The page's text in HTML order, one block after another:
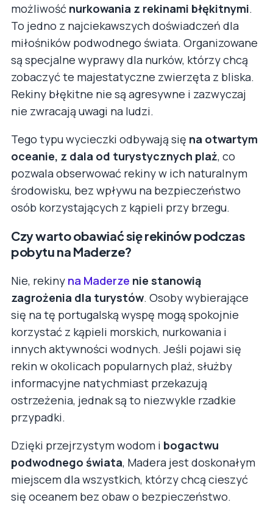
możliwość nurkowania z rekinami błękitnymi.
To jedno z najciekawszych doświadczeń dla
miłośników podwodnego świata. Organizowane
są specjalne wyprawy dla nurków, którzy chcą
zobaczyć te majestatyczne zwierzęta z bliska.
Rekiny błękitne nie są agresywne i zazwyczaj
nie zwracają uwagi na ludzi.
Tego typu wycieczki odbywają się na otwartym
oceanie, z dala od turystycznych plaż, co
pozwala obserwować rekiny w ich naturalnym
środowisku, bez wpływu na bezpieczeństwo
osób korzystających z kąpieli przy brzegu.
Czy warto obawiać się rekinów podczas
pobytu na Maderze?
Nie, rekiny na Maderze nie stanowią
zagrożenia dla turystów. Osoby wybierające
się na tę portugalską wyspę mogą spokojnie
korzystać z kąpieli morskich, nurkowania i
innych aktywności wodnych. Jeśli pojawi się
rekin w okolicach popularnych plaż, służby
informacyjne natychmiast przekazują
ostrzeżenia, jednak są to niezwykle rzadkie
przypadki.
Dzięki przejrzystym wodom i bogactwu
podwodnego świata, Madera jest doskonałym
miejscem dla wszystkich, którzy chcą cieszyć
się oceanem bez obaw o bezpieczeństwo.